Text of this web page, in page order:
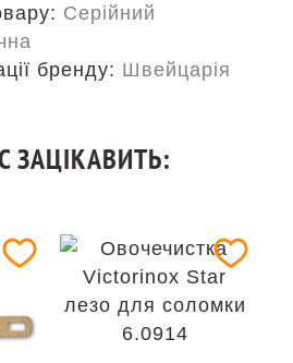
Серійний
бренду: Швейцарія
ЗАЦІКАВИТЬ: